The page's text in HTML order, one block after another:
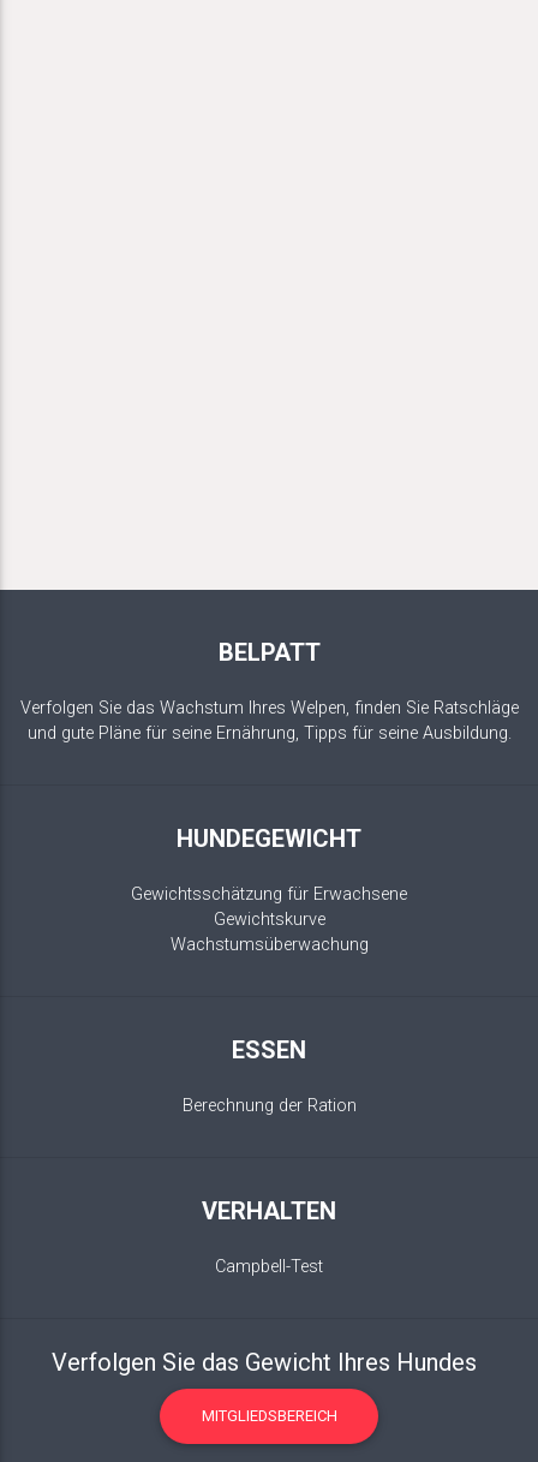
BELPATT
Verfolgen Sie das Wachstum Ihres Welpen, finden Sie Ratschläge
und gute Pläne für seine Ernährung, Tipps für seine Ausbildung.
HUNDEGEWICHT
Gewichtsschätzung für Erwachsene
Gewichtskurve
Wachstumsüberwachung
ESSEN
Berechnung der Ration
VERHALTEN
Campbell-Test
Verfolgen Sie das Gewicht Ihres Hundes
MITGLIEDSBEREICH